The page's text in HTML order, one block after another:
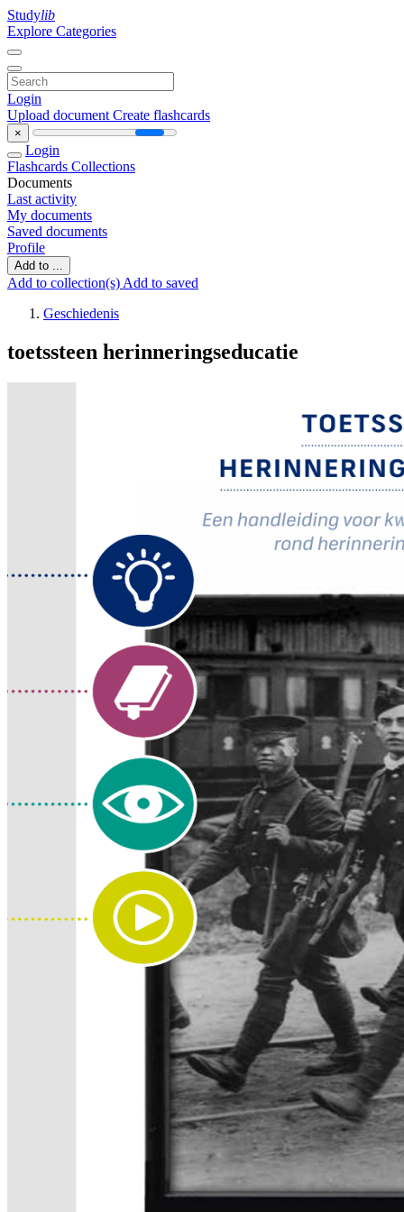
Studylib
Explore Categories
Login
Upload document Create flashcards
×
Login
Flashcards Collections
Documents
Last activity
My documents
Saved documents
Profile
Add to ...
Add to collection(s) Add to saved
Geschiedenis
toetssteen herinneringseducatie